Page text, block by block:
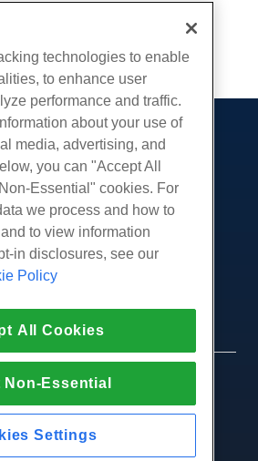
Copie URL
une HostPapa Inc.
sont réservés.
technologies to enable
to enhance user
performance and traffic.
about your use of
media, advertising, and
you can "Accept All
Essential" cookies. For
we process and how to
to view information
in disclosures, see our
Policy
All Cookies
Non-Essential
Settings